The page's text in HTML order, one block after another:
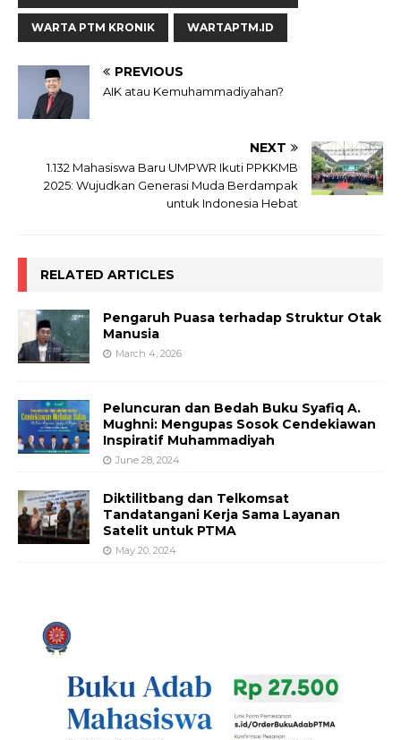
WARTA PTM KRONIK WARTAPTM.ID
PREVIOUS
AIK atau Kemuhammadiyahan?
NEXT
1.132 Mahasiswa Baru UMPWR Ikuti PPKKMB
2025: Wujudkan Generasi Muda Berdampak
untuk Indonesia Hebat
RELATED ARTICLES
Pengaruh Puasa terhadap Struktur Otak
Manusia
March 4, 2026
Peluncuran dan Bedah Buku Syafiq A.
Mughni: Mengupas Sosok Cendekiawan
Inspiratif Muhammadiyah
June 28, 2024
Diktilitbang dan Telkomsat
Tandatangani Kerja Sama Layanan
Satelit untuk PTMA
May 20, 2024